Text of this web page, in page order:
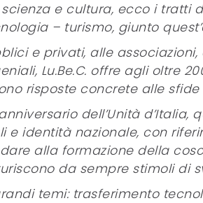
e cultura, ecco i tratti
– turismo, giunto
e privati, alle
Lu.Be.C. offre agli oltre
risposte concrete alle sfide
dell’Unità
e identità nazionale, con
alla formazione della
da sempre stimoli di
temi: trasferimento